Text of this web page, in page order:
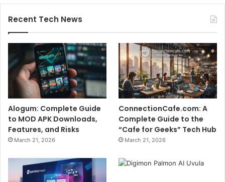
Recent Tech News
Alogum: Complete Guide
to MOD APK Downloads,
Features, and Risks
March 21, 2026
ConnectionCafe.com: A
Complete Guide to the
“Cafe for Geeks” Tech Hub
March 21, 2026